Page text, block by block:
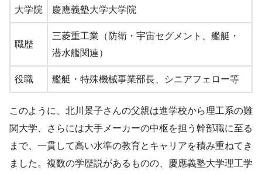
大学院 慶應義塾大学大学院
職歴
三菱重工業（防衛・宇宙セグメント、艦艇・
潜水艦関連）
役職 艦艇・特殊機械事業部長、シニアフェロー等
このように、北川景子さんの父親は進学校から理工系の難
関大学、さらには大手メーカーの中枢を担う幹部職に至る
まで、一貫して高い水準の教育とキャリアを積み重ねてき
ました。複数の学歴説があるものの、慶應義塾大学理工学